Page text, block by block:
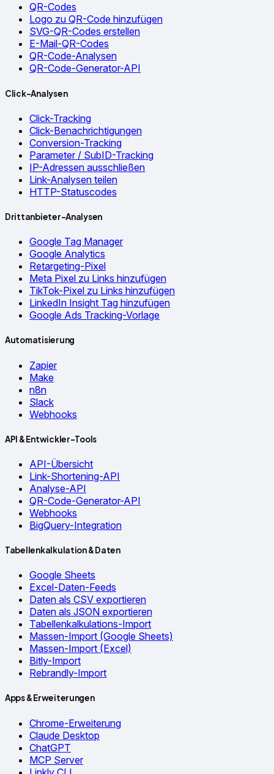
QR-Codes
Logo zu QR-Code hinzufügen
SVG-QR-Codes erstellen
E-Mail-QR-Codes
QR-Code-Analysen
QR-Code-Generator-API
Click-Analysen
Click-Tracking
Click-Benachrichtigungen
Conversion-Tracking
Parameter / SubID-Tracking
IP-Adressen ausschließen
Link-Analysen teilen
HTTP-Statuscodes
Drittanbieter-Analysen
Google Tag Manager
Google Analytics
Retargeting-Pixel
Meta Pixel zu Links hinzufügen
TikTok-Pixel zu Links hinzufügen
LinkedIn Insight Tag hinzufügen
Google Ads Tracking-Vorlage
Automatisierung
Zapier
Make
n8n
Slack
Webhooks
API & Entwickler-Tools
API-Übersicht
Link-Shortening-API
Analyse-API
QR-Code-Generator-API
Webhooks
BigQuery-Integration
Tabellenkalkulation & Daten
Google Sheets
Excel-Daten-Feeds
Daten als CSV exportieren
Daten als JSON exportieren
Tabellenkalkulations-Import
Massen-Import (Google Sheets)
Massen-Import (Excel)
Bitly-Import
Rebrandly-Import
Apps & Erweiterungen
Chrome-Erweiterung
Claude Desktop
ChatGPT
MCP Server